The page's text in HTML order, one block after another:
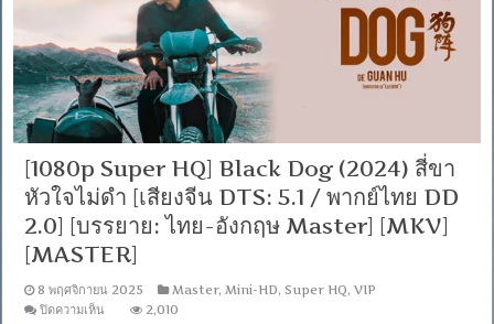
[1080p Super HQ] Black Dog (2024) สี่ขา
หัวใจไม่ดำ [เสียงจีน DTS: 5.1 / พากย์ไทย DD
2.0] [บรรยาย: ไทย-อังกฤษ Master] [MKV]
[MASTER]
8 พฤศจิกายน 2025 Master, Mini-HD,Super HQ,VIP
ปิดความเห็น
2,010